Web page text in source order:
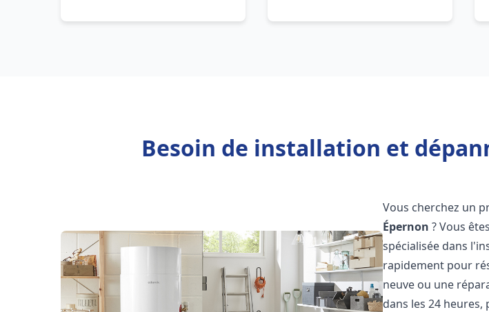
Besoin de installation et
Vous cherchez un
Épernon ? Vous
spécialisée dans
rapidement pour
neuve ou une
dans les 24